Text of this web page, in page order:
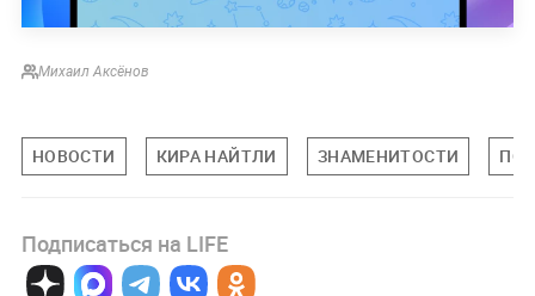
Михаил Аксёнов
НОВОСТИ КИРА НАЙТЛИ ЗНАМЕНИТОСТИ
Подписаться на LIFE